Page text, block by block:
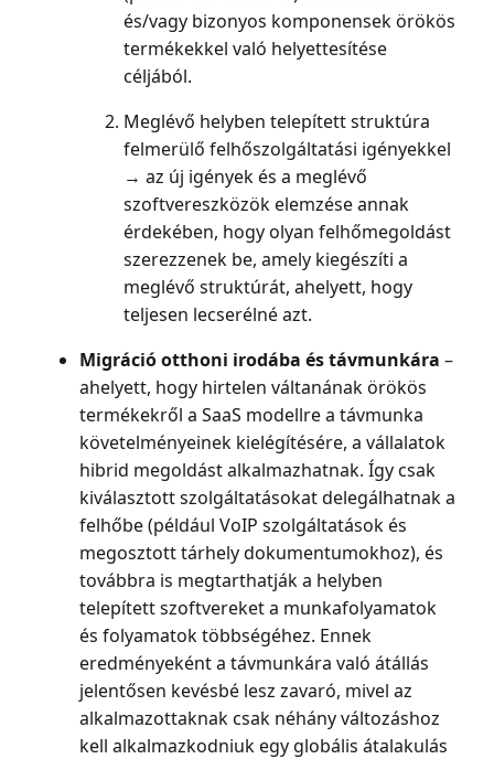
és/vagy bizonyos komponensek örökös
termékekkel való helyettesítése
céljából.
Meglévő helyben telepített struktúra
felmerülő felhőszolgáltatási igényekkel
→ az új igények és a meglévő
szoftvereszközök elemzése annak
érdekében, hogy olyan felhőmegoldást
szerezzenek be, amely kiegészíti a
meglévő struktúrát, ahelyett, hogy
teljesen lecserélné azt.
Migráció otthoni irodába és távmunkára –
ahelyett, hogy hirtelen váltanának örökös
termékekről a SaaS modellre a távmunka
követelményeinek kielégítésére, a vállalatok
hibrid megoldást alkalmazhatnak. Így csak
kiválasztott szolgáltatásokat delegálhatnak a
felhőbe (például VoIP szolgáltatások és
megosztott tárhely dokumentumokhoz), és
továbbra is megtarthatják a helyben
telepített szoftvereket a munkafolyamatok
és folyamatok többségéhez. Ennek
eredményeként a távmunkára való átállás
jelentősen kevésbé lesz zavaró, mivel az
alkalmazottaknak csak néhány változáshoz
kell alkalmazkodniuk egy globális átalakulás